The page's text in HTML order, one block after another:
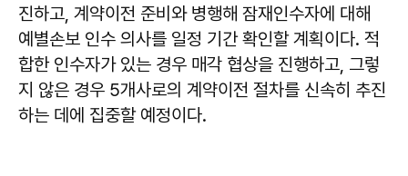
진하고, 계약이전 준비와 병행해 잠재인수자에 대해
예별손보 인수 의사를 일정 기간 확인할 계획이다. 적
합한 인수자가 있는 경우 매각 협상을 진행하고, 그렇
지 않은 경우 5개사로의 계약이전 절차를 신속히 추진
하는 데에 집중할 예정이다.